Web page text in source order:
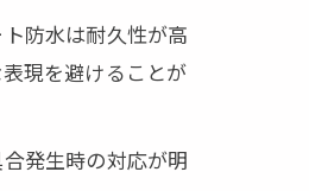
防水は耐久性が高
現を避けることが
発生時の対応が明